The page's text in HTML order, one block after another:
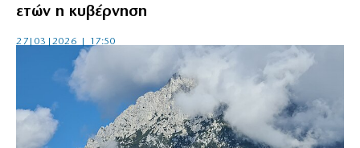
ετών η κυβέρνηση
27|03|2026 | 17:50